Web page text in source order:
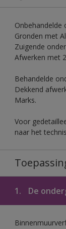
Onbehandelde
Gronden met
Zuigende
Afwerken met
Behandelde
Dekkend
Marks.
Voor
naar het
1. De